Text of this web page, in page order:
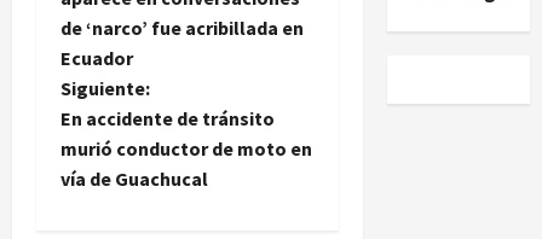
v
e
g
a
de ‘narco’ fue acribillada en
Ecuador
Siguiente:
En accidente de tránsito
murió conductor de moto en
vía de Guachucal